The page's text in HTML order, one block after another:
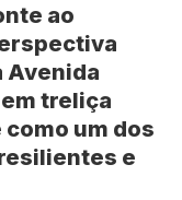
ao
Avenida
treliça
um dos
e